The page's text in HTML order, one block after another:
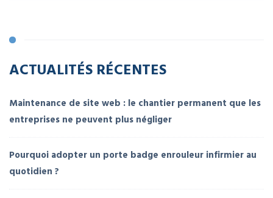
ACTUALITÉS RÉCENTES
Maintenance de site web : le chantier permanent que les
entreprises ne peuvent plus négliger
Pourquoi adopter un porte badge enrouleur infirmier au
quotidien ?